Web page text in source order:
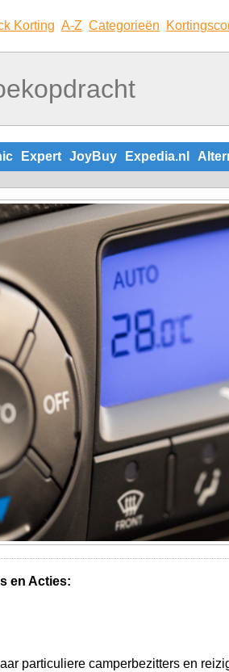
Korting A-Z Categorieën
Expert JoyBuy Expedia.nl
en Acties:
particuliere camperbezitters en